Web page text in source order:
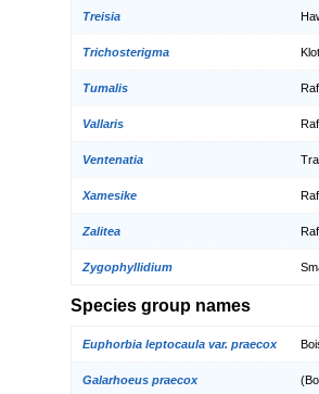
Treisia
Trichosterigma
Tumalis Raf.
Vallaris Raf.
Ventenatia
Xamesike Raf.
Zalitea Raf.
Zygophyllidium
Species group names
Euphorbia leptocaula var. praecox
Galarhoeus praecox